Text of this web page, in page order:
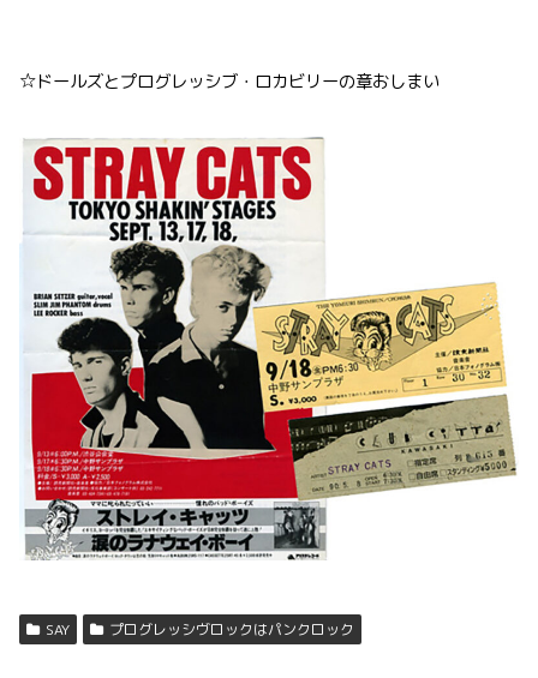
☆ドールズとプログレッシブ・ロカビリーの章おしまい
SAY プログレッシヴロックはパンクロック